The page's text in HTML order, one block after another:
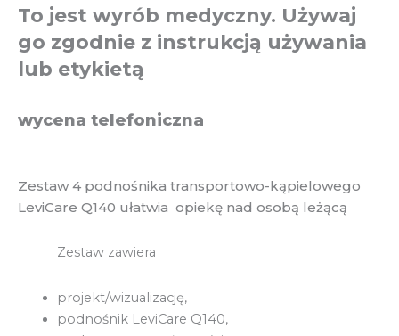
To jest wyrób medyczny. Używaj
go zgodnie z instrukcją używania
lub etykietą
wycena telefoniczna
Zestaw 4 podnośnika transportowo-kąpielowego
LeviCare Q140 ułatwia opiekę nad osobą leżącą
Zestaw zawiera
projekt/wizualizację,
podnośnik LeviCare Q140,